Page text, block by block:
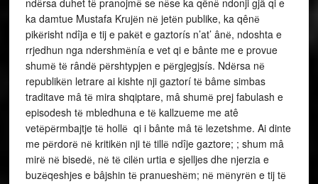
ka damtue Mustafa Krujёn nё jetёn publike, ka qênё
pikёrisht ndîja e tij e pakёt e gaztorís n’at’ ânё, ndoshta e
rrjedhun nga ndershmёnía e vet qi e bânte me e provue
shumё tё rândё pёrshtypjen e pёrgjegjsís. Ndёrsa nё
republikёn letrare ai kishte nji gaztorí tё bâme simbas
traditave mâ tё mira shqiptare, mâ shumё prej fabulash e
episodesh tё mbledhuna e tё kallzueme me atê
vetёpёrmbajtje tё hollё qi i bânte mâ tё lezetshme. Ai dinte
me pёrdorё nё kritikёn nji tё tillё ndîje gaztore; ; shum mâ
mirё nё bisedё, nё tё cilёn urtia e sjelljes dhe njerzia e
buzёqeshjes e bâjshin tё pranueshёm; nё mёnyrёn e tij tё